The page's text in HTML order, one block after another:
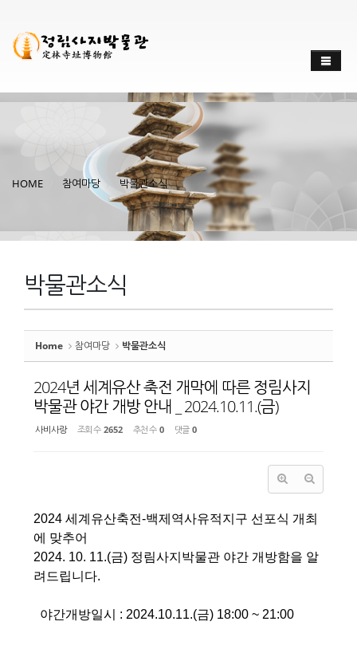
HOME 참여마당 박물관소식
박물관소식
Home 참여마당 박물관소식
2024년 세계유산 축전 개막에 따른 정림사지
박물관 야간 개방 안내 _ 2024.10.11.(금)
사비사랑 조회 수 2652 추천 수 0 댓글 0
2024 세계유산축전-백제역사유적지구 선포식 개최
에 맞추어
2024. 10. 11.(금) 정림사지박물관 야간 개방함을 알
려드립니다.
야간개방일시 : 2024.10.11.(금) 18:00 ~ 21:00
스케치북5
스케치북5